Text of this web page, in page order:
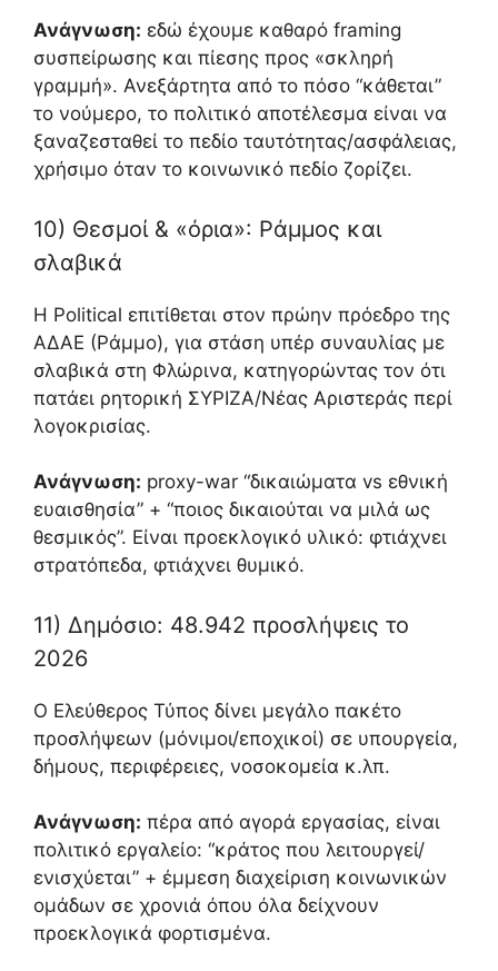
Ανάγνωση: εδώ έχουμε καθαρό framing
συσπείρωσης και πίεσης προς «σκληρή
γραμμή». Ανεξάρτητα από το πόσο “κάθεται”
το νούμερο, το πολιτικό αποτέλεσμα είναι να
ξαναζεσταθεί το πεδίο ταυτότητας/ασφάλειας,
χρήσιμο όταν το κοινωνικό πεδίο ζορίζει.
10) Θεσμοί & «όρια»: Ράμμος και
σλαβικά
Η Political επιτίθεται στον πρώην πρόεδρο της
ΑΔΑΕ (Ράμμο), για στάση υπέρ συναυλίας με
σλαβικά στη Φλώρινα, κατηγορώντας τον ότι
πατάει ρητορική ΣΥΡΙΖΑ/Νέας Αριστεράς περί
λογοκρισίας.
Ανάγνωση: proxy-war “δικαιώματα vs εθνική
ευαισθησία” + “ποιος δικαιούται να μιλά ως
θεσμικός”. Είναι προεκλογικό υλικό: φτιάχνει
στρατόπεδα, φτιάχνει θυμικό.
11) Δημόσιο: 48.942 προσλήψεις το
2026
Ο Ελεύθερος Τύπος δίνει μεγάλο πακέτο
προσλήψεων (μόνιμοι/εποχικοί) σε υπουργεία,
δήμους, περιφέρειες, νοσοκομεία κ.λπ.
Ανάγνωση: πέρα από αγορά εργασίας, είναι
πολιτικό εργαλείο: “κράτος που λειτουργεί/
ενισχύεται” + έμμεση διαχείριση κοινωνικών
ομάδων σε χρονιά όπου όλα δείχνουν
προεκλογικά φορτισμένα.